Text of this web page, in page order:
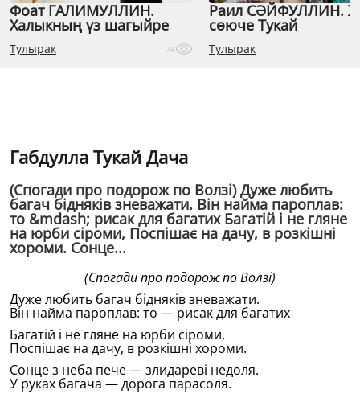
Фоат ГАЛИМУЛЛИН.
Халыкның үз шагыйре
Тулырак 74
Раил СӘЙФУЛЛИН.
сөюче Тукай
Тулырак
Габдулла Тукай Дача
(Спогади про подорож по Волзi) Дуже любить
багач бідняків зневажати. Він найма пароплав:
то &mdash; рисак для багатих Багатій і не гляне
на юрби сіроми, Поспішає на дачу, в розкішні
хороми. Сонце...
(Спогади про подорож по Волзi)
Дуже любить багач бідняків зневажати.
Він найма пароплав: то — рисак для багатих
Багатій і не гляне на юрби сіроми,
Поспішає на дачу, в розкішні хороми.
Сонце з неба пече — злидареві недоля.
У руках багача — дорога парасоля.